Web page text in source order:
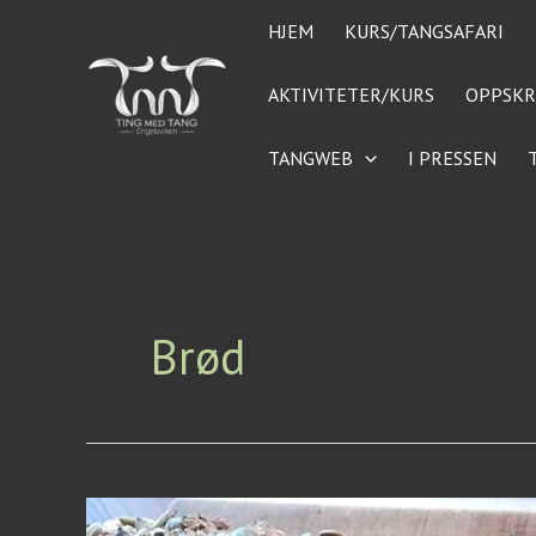
HJEM KURS/TANGSAFARI
AKTIVITETER/KURS
TANGWEB I PRESSEN
Brød
Eltefritt